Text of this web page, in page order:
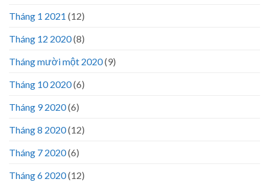
Tháng 1 2021 (12)
Tháng 12 2020(8)
Tháng mười một 2020(9)
Tháng 10 2020(6)
Tháng 9 2020(6)
Tháng 8 2020(12)
Tháng 7 2020(6)
Tháng 6 2020(12)